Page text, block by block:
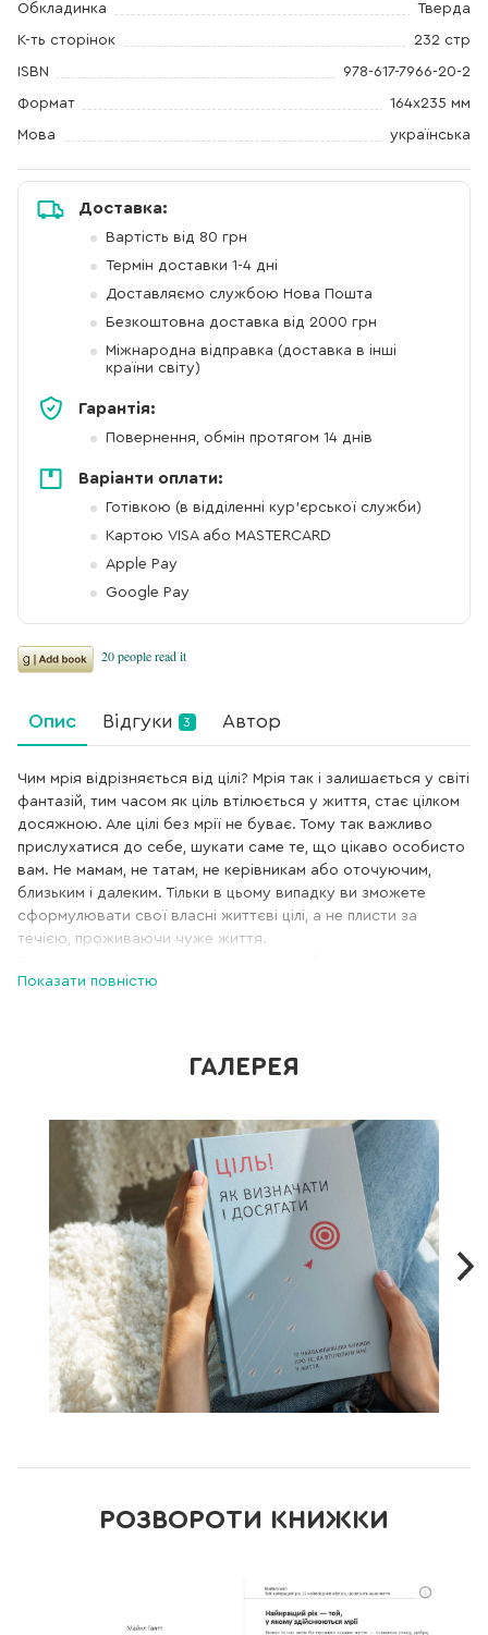
Обкладинка Тверда
К-ть сторінок 232 стр
ISBN 978-617-7966-20-2
Формат 164х235 мм
Мова українська
Доставка:
Вартість від 80 грн
Термін доставки 1-4 дні
Доставляємо службою Нова Пошта
Безкоштовна доставка від 2000 грн
Міжнародна відправка (доставка в інші
країни світу)
Гарантія:
Повернення, обмін протягом 14 днів
Варіанти оплати:
Готівкою (в відділенні кур'єрської служби)
Картою VISA або MASTERCARD
Apple Pay
Google Pay
Опис Відгуки 3 Автор
Чим мрія відрізняється від цілі? Мрія так і залишається у світі
фантазій, тим часом як ціль втілюється у життя, стає цілком
досяжною. Але цілі без мрії не буває. Тому так важливо
прислухатися до себе, шукати саме те, що цікаво особисто
вам. Не мамам, не татам, не керівникам або оточуючим,
близьким і далеким. Тільки в цьому випадку ви зможете
сформулювати свої власні життєві цілі, а не плисти за
течією, проживаючи чуже життя.
цілепокладанням у середньому не більше 8% людей. Чи
Збірник самарі «Ціль. Як визначати і досягати» пропонує
навчитеся переводити будь-яку мрію в розряд «цілей»,
розклавши її на складові, спланувавши реалізацію крок за
кроком. Читайте 12 самарі — і ви отримаєте всю необхідну
інформацію, щоб не просто роздумувати, але й діяти.
До збірки «Ціль! Як визначати і досягати» увійшли
дванадцять самарі світових бестселерів. А саме:
«Твій найкращий рік. 12 неймовірних місяців, які
змінять ваше життя»Майкла Гаятта.
«Мистецтво мріяти. Як отримати те, чого насправді
бажаєш»
Барбари Шер, Енні Ґоттліб.
«Ціль! Як здобути все, що хочеш, швидше, ніж ти
думав»
Брайана Трейсі.
6.«SMART-цілі. 10 простих кроків до ваших цілей в
«Метод PRIMER. Єдине керівництво по досягненню
«Як досягти цілі. Чотири дисципліни виконання» Шона
Кові, Кріса Макчесні, Джима Г’юлінґа.
Показати повністю
ГАЛЕРЕЯ
РОЗВОРОТИ КНИЖКИ